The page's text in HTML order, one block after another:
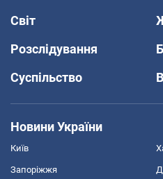
Світ
Розслідування
Суспільство
Новини України
Київ
Запоріжжя